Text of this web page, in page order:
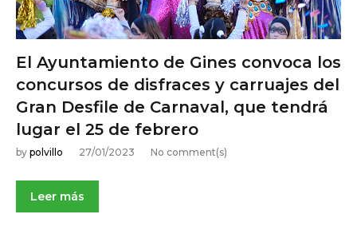
El Ayuntamiento de Gines convoca los
concursos de disfraces y carruajes del
Gran Desfile de Carnaval, que tendrá
lugar el 25 de febrero
27/01/2023
by polvillo No comment(s)
Leer más